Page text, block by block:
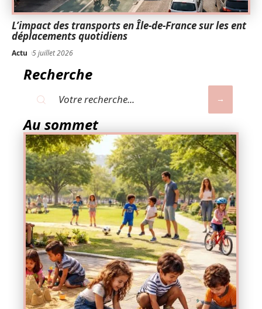
L’impact des transports en Île-de-France sur les ent
déplacements quotidiens
Actu 5 juillet 2026
Recherche
Au sommet